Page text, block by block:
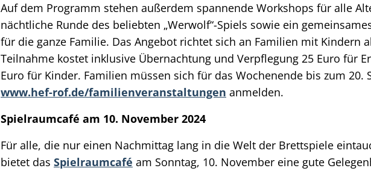
Auf dem Programm stehen außerdem spannende Workshops für alle
nächtliche Runde des beliebten „Werwolf“-Spiels sowie ein
für die ganze Familie. Das Angebot richtet sich an Familien mit Kindern
Teilnahme kostet inklusive Übernachtung und Verpflegung 25 Euro für
Euro für Kinder. Familien müssen sich für das Wochenende bis zum 20.
www.hef-rof.de/familienveranstaltungen anmelden.
Spielraumcafé am 10. November 2024
Für alle, die nur einen Nachmittag lang in die Welt der Brettspiele
bietet das Spielraumcafé am Sonntag, 10. November eine gute